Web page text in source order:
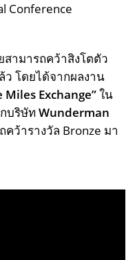
Conference
ามารถคว้าสิงโตตัว
ว โดยได้จากผลงาน
Exchange”ใน
กบริษัทWunderman
คว้ารางวัล Bronze มา